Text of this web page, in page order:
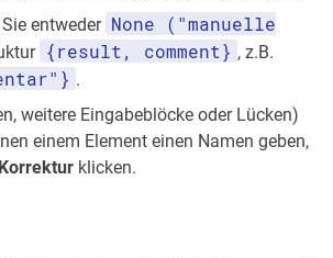
entweder None ("manuelle
{result, comment} , z.B.
.
weitere Eingabeblöcke oder Lücken)
einem Element einen Namen geben,
Korrektur klicken.